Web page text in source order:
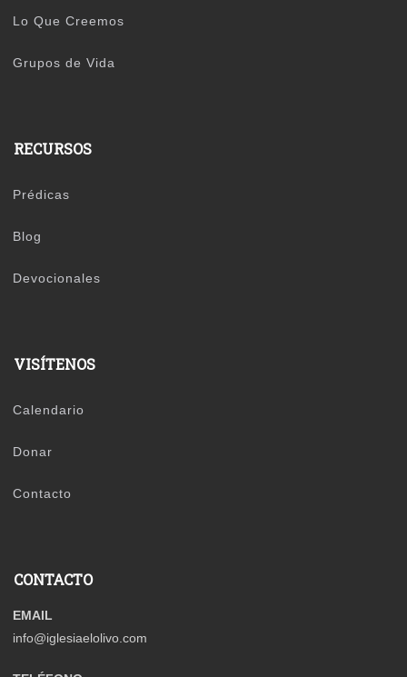
Lo Que Creemos
Grupos de Vida
RECURSOS
Prédicas
Blog
Devocionales
VISÍTENOS
Calendario
Donar
Contacto
CONTACTO
EMAIL
info@iglesiaelolivo.com